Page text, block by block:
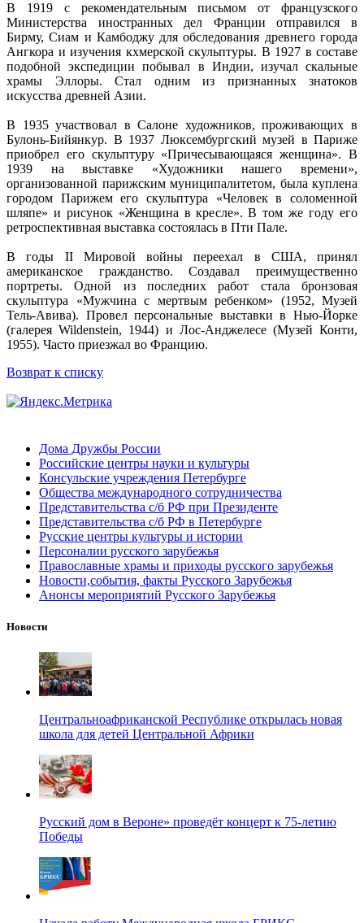
В 1919 с рекомендательным письмом от французского
Министерства иностранных дел Франции отправился в
Бирму, Сиам и Камбоджу для обследования древнего города
Ангкора и изучения кхмерской скульптуры. В 1927 в составе
подобной экспедиции побывал в Индии, изучал скальные
храмы Эллоры. Стал одним из признанных знатоков
искусства древней Азии.
В 1935 участвовал в Салоне художников, проживающих в
Булонь-Бийянкур. В 1937 Люксембургский музей в Париже
приобрел его скульптуру «Причесывающаяся женщина». В
1939 на выставке «Художники нашего времени»,
организованной парижским муниципалитетом, была куплена
городом Парижем его скульптура «Человек в соломенной
шляпе» и рисунок «Женщина в кресле». В том же году его
ретроспективная выставка состоялась в Пти Пале.
В годы II Мировой войны переехал в США, принял
американское гражданство. Создавал преимущественно
портреты. Одной из последних работ стала бронзовая
скульптура «Мужчина с мертвым ребенком» (1952, Музей
Тель-Авива). Провел персональные выставки в Нью-Йорке
(галерея Wildenstein, 1944) и Лос-Анджелесе (Музей Конти,
1955). Часто приезжал во Францию.
Возврат к списку
Дома Дружбы России
Российские центры науки и культуры
Консульские учреждения Петербурге
Общества международного сотрудничества
Представительства с/б РФ при Президенте
Представительства с/б РФ в Петербурге
Русские центры культуры и истории
Персоналии русского зарубежья
Православные храмы и приходы русского зарубежья
Новости,события, факты Русского Зарубежья
Анонсы мероприятий Русского Зарубежья
Новости
Центральноафриканской Республике открылась новая
школа для детей Центральной Африки
Русский дом в Вероне» проведёт концерт к 75-летию
Победы